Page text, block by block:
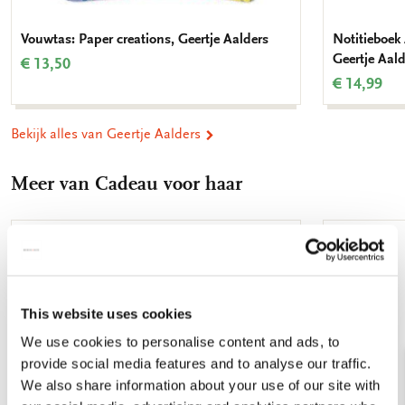
This website uses cookies
We use cookies to personalise content and ads, to
provide social media features and to analyse our traffic.
We also share information about your use of our site with
Vouwtas: Paper creations, Geertje Aalders
€ 13,50
Geertje
€ 14,99
Bekijk alles van Geertje Aalders
Meer van Cadeau voor haar
Toevoegen